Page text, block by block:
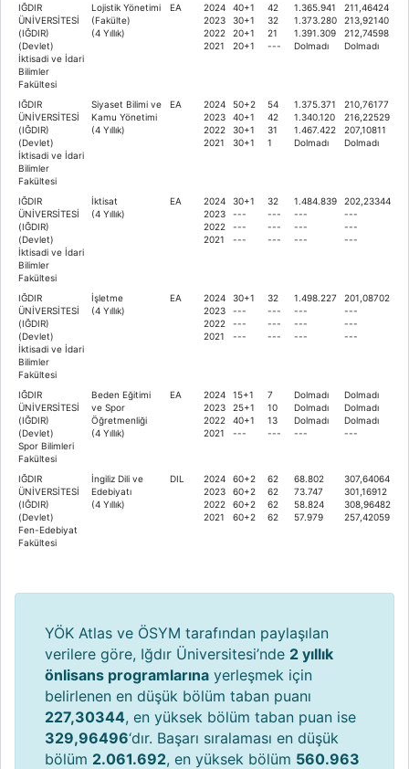
IĞDIR
ÜNİVERSİTESİ
(IĞDIR)
(Devlet)
İktisadi ve İdari
Bilimler
Fakültesi
Lojistik Yönetimi
(Fakülte)
(4 Yıllık)
EA
2024
2023
2022
2021
40+1
30+1
20+1
20+1
42
32
21
---
1.365.941
1.373.280
1.391.309
Dolmadı
211,46424
213,92140
212,74598
Dolmadı
IĞDIR
ÜNİVERSİTESİ
(IĞDIR)
(Devlet)
İktisadi ve İdari
Bilimler
Fakültesi
Siyaset Bilimi ve
Kamu Yönetimi
(4 Yıllık)
EA
2024
2023
2022
2021
50+2
40+1
30+1
30+1
54
42
31
1
1.375.371
1.340.120
1.467.422
Dolmadı
210,76177
216,22529
207,10811
Dolmadı
IĞDIR
ÜNİVERSİTESİ
(IĞDIR)
(Devlet)
İktisadi ve İdari
Bilimler
Fakültesi
İktisat
(4 Yıllık)
EA
2024
2023
2022
2021
30+1
---
---
---
32
---
---
---
1.484.839
---
---
---
202,23344
---
---
---
IĞDIR
ÜNİVERSİTESİ
(IĞDIR)
(Devlet)
İktisadi ve İdari
Bilimler
Fakültesi
İşletme
(4 Yıllık)
EA
2024
2023
2022
2021
30+1
---
---
---
32
---
---
---
1.498.227
---
---
---
201,08702
---
---
---
IĞDIR
ÜNİVERSİTESİ
(IĞDIR)
(Devlet)
Spor Bilimleri
Fakültesi
Beden Eğitimi
ve Spor
Öğretmenliği
(4 Yıllık)
EA
2024
2023
2022
2021
15+1
25+1
40+1
---
7
10
13
---
Dolmadı
Dolmadı
Dolmadı
---
Dolmadı
Dolmadı
Dolmadı
---
IĞDIR
ÜNİVERSİTESİ
(IĞDIR)
(Devlet)
Fen-Edebiyat
Fakültesi
İngiliz Dili ve
Edebiyatı
(4 Yıllık)
DIL
2024
2023
2022
2021
60+2
60+2
60+2
60+2
62
62
62
62
68.802
73.747
58.824
57.979
307,64064
301,16912
308,96482
257,42059
YÖK Atlas ve ÖSYM tarafından paylaşılan
verilere göre, Iğdır Üniversitesi’nde 2 yıllık
önlisans programlarına yerleşmek için
belirlenen en düşük bölüm taban puanı
227,30344, en yüksek bölüm taban puan ise
329,96496‘dır. Başarı sıralaması en düşük
bölüm 2.061.692, en yüksek bölüm 560.963